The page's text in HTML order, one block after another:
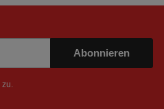
Abonnieren
zu.